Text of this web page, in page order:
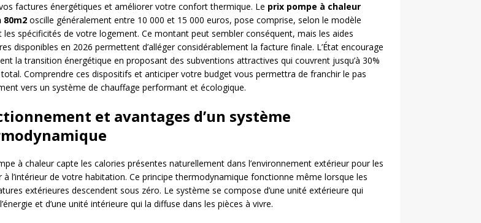
factures énergétiques et améliorer votre confort thermique. Le prix pompe à chaleur
80m2oscille généralement entre 10 000 et 15 000 euros, pose comprise, selon le modèle
les spécificités de votre logement. Ce montant peut sembler conséquent, mais les aides
disponibles en 2026 permettent d’alléger considérablement la facture finale. L’État encourage
la transition énergétique en proposant des subventions attractives qui couvrent jusqu’à 30%
Comprendre ces dispositifs et anticiper votre budget vous permettra de franchir le pas
vers un système de chauffage performant et écologique.
et avantages d’un système
à chaleur capte les calories présentes naturellement dans l’environnement extérieur pour les
à l’intérieur de votre habitation. Ce principe thermodynamique fonctionne même lorsque les
extérieures descendent sous zéro. Le système se compose d’une unité extérieure qui
et d’une unité intérieure qui la diffuse dans les pièces à vivre.